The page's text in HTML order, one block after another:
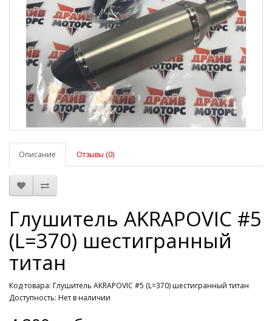
Описание Отзывы (0)
Глушитель AKRAPOVIC #5
(L=370) шестигранный
титан
Код товара: Глушитель AKRAPOVIC #5 (L=370) шестигранный титан
Доступность: Нет в наличии